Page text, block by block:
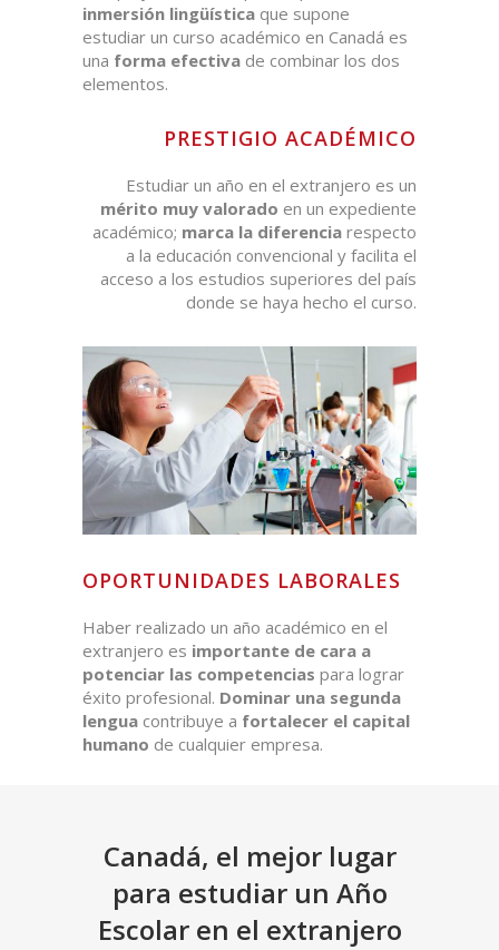
inmersión lingüística que supone
estudiar un curso académico en Canadá es
una forma efectiva de combinar los dos
elementos.
PRESTIGIO ACADÉMICO
Estudiar un año en el extranjero es un
mérito muy valorado en un expediente
académico; marca la diferencia respecto
a la educación convencional y facilita el
acceso a los estudios superiores del país
donde se haya hecho el curso.
OPORTUNIDADES LABORALES
Haber realizado un año académico en el
extranjero es importante de cara a
potenciar las competencias para lograr
éxito profesional. Dominar una segunda
lengua contribuye a fortalecer el capital
humano de cualquier empresa.
Canadá, el mejor lugar
para estudiar un Año
Escolar en el extranjero